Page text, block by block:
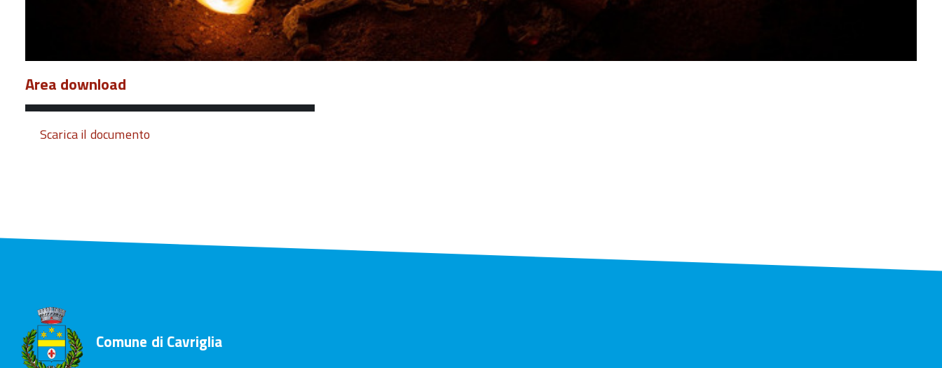
Area download
Scarica il documento
Comune di Cavriglia